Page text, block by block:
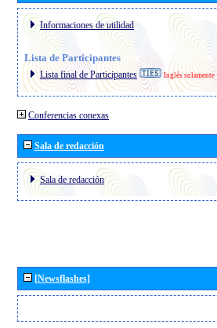
Informaciones de utilidad
Lista de Participantes
Lista final de Participantes Inglés solamente
Conferencias conexas
Sala de redacción
Sala de redacción
[Newsflashes]